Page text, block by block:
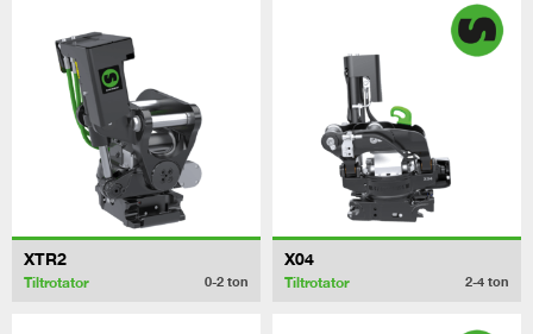
XTR2
Tiltrotator 0-2 ton
X04
Tiltrotator 2-4 ton